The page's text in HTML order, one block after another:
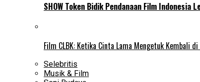
SHOW Token Bidik Pendanaan Film
Film CLBK: Ketika Cinta Lama Mengetuk Kembali
Selebritis
Musik & Film